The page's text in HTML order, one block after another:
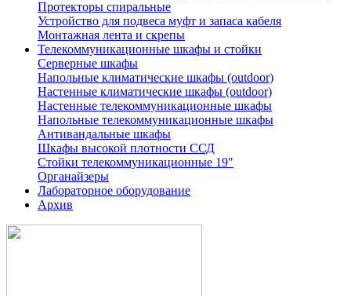
Протекторы спиральные
Устройство для подвеса муфт и запаса кабеля
Монтажная лента и скрепы
Телекоммуникационные шкафы и стойки
Серверные шкафы
Напольные климатические шкафы (outdoor)
Настенные климатические шкафы (outdoor)
Настенные телекоммуникационные шкафы
Напольные телекоммуникационные шкафы
Антивандальные шкафы
Шкафы высокой плотности ССД
Стойки телекоммуникационные 19"
Органайзеры
Лабораторное оборудование
Архив